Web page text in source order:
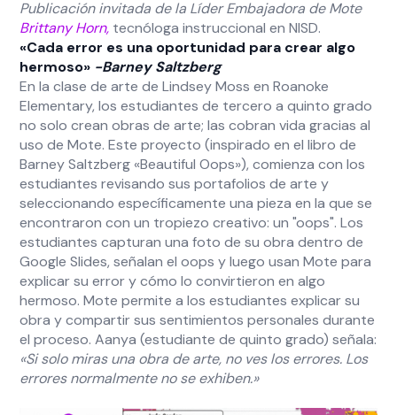
Publicación invitada de la Líder Embajadora de Mote
Brittany Horn, tecnóloga instruccional en NISD.
«Cada error es una oportunidad para crear algo
hermoso» -Barney Saltzberg
En la clase de arte de Lindsey Moss en Roanoke
Elementary, los estudiantes de tercero a quinto grado
no solo crean obras de arte; las cobran vida gracias al
uso de Mote. Este proyecto (inspirado en el libro de
Barney Saltzberg «Beautiful Oops»), comienza con los
estudiantes revisando sus portafolios de arte y
seleccionando específicamente una pieza en la que se
encontraron con un tropiezo creativo: un "oops". Los
estudiantes capturan una foto de su obra dentro de
Google Slides, señalan el oops y luego usan Mote para
explicar su error y cómo lo convirtieron en algo
hermoso. Mote permite a los estudiantes explicar su
obra y compartir sus sentimientos personales durante
el proceso. Aanya (estudiante de quinto grado) señala:
«Si solo miras una obra de arte, no ves los errores. Los
errores normalmente no se exhiben.»